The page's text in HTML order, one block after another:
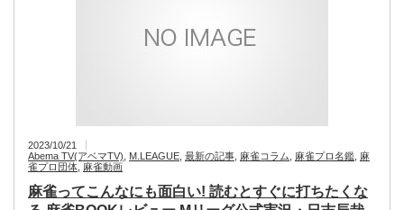
2023/10/21
Abema TV(アベマTV)
M.LEAGUE 最新の記事 麻雀コラム 麻雀プロ名鑑 麻
雀プロ団体 麻雀動画
麻雀ってこんなにも面白い! 読むとすぐに打ちたくな